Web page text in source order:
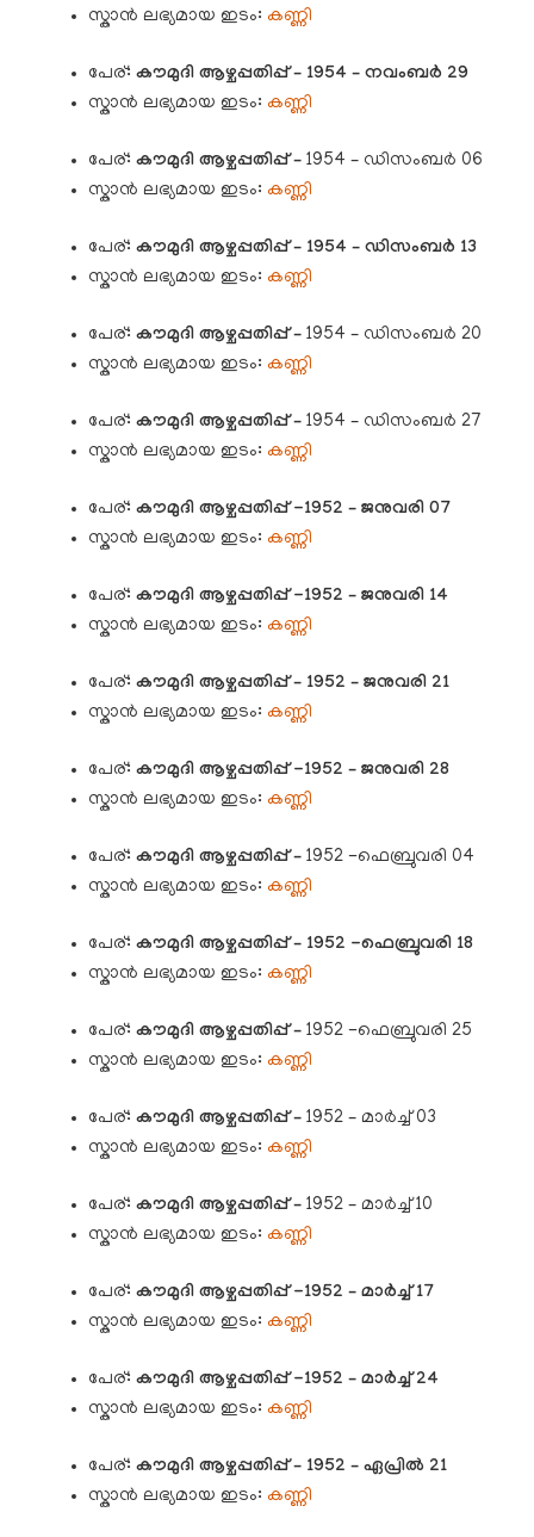
സ്കാൻ ലഭ്യമായ ഇടം: കണ്ണി
പേര്:കൗമുദി ആഴ്ചപ്പതിപ്പ് – 1954 – നവംബർ 29
സ്കാൻ ലഭ്യമായ ഇടം: കണ്ണി
പേര്:കൗമുദി ആഴ്ചപ്പതിപ്പ് – 1954 – ഡിസംബർ 06
സ്കാൻ ലഭ്യമായ ഇടം: കണ്ണി
പേര്:കൗമുദി ആഴ്ചപ്പതിപ്പ് – 1954 – ഡിസംബർ 13
സ്കാൻ ലഭ്യമായ ഇടം: കണ്ണി
പേര്:കൗമുദി ആഴ്ചപ്പതിപ്പ് – 1954 – ഡിസംബർ 20
സ്കാൻ ലഭ്യമായ ഇടം: കണ്ണി
പേര്:കൗമുദി ആഴ്ചപ്പതിപ്പ് – 1954 – ഡിസംബർ 27
സ്കാൻ ലഭ്യമായ ഇടം: കണ്ണി
പേര്:കൗമുദി ആഴ്ചപ്പതിപ്പ് -1952 – ജനുവരി 07
സ്കാൻ ലഭ്യമായ ഇടം: കണ്ണി
പേര്:കൗമുദി ആഴ്ചപ്പതിപ്പ് -1952 – ജനുവരി 14
സ്കാൻ ലഭ്യമായ ഇടം: കണ്ണി
പേര്:കൗമുദി ആഴ്ചപ്പതിപ്പ് – 1952 – ജനുവരി 21
സ്കാൻ ലഭ്യമായ ഇടം: കണ്ണി
പേര്:കൗമുദി ആഴ്ചപ്പതിപ്പ് -1952 – ജനുവരി 28
സ്കാൻ ലഭ്യമായ ഇടം: കണ്ണി
പേര്:കൗമുദി ആഴ്ചപ്പതിപ്പ് – 1952 -ഫെബ്രുവരി 04
സ്കാൻ ലഭ്യമായ ഇടം: കണ്ണി
പേര്:കൗമുദി ആഴ്ചപ്പതിപ്പ് – 1952 -ഫെബ്രുവരി 18
സ്കാൻ ലഭ്യമായ ഇടം: കണ്ണി
പേര്:കൗമുദി ആഴ്ചപ്പതിപ്പ് – 1952 -ഫെബ്രുവരി 25
സ്കാൻ ലഭ്യമായ ഇടം: കണ്ണി
പേര്:കൗമുദി ആഴ്ചപ്പതിപ്പ് – 1952 – മാർച്ച് 03
സ്കാൻ ലഭ്യമായ ഇടം: കണ്ണി
പേര്:കൗമുദി ആഴ്ചപ്പതിപ്പ് – 1952 – മാർച്ച് 10
സ്കാൻ ലഭ്യമായ ഇടം: കണ്ണി
പേര്:കൗമുദി ആഴ്ചപ്പതിപ്പ് -1952 – മാർച്ച് 17
സ്കാൻ ലഭ്യമായ ഇടം: കണ്ണി
പേര്:കൗമുദി ആഴ്ചപ്പതിപ്പ് -1952 – മാർച്ച് 24
സ്കാൻ ലഭ്യമായ ഇടം: കണ്ണി
പേര്:കൗമുദി ആഴ്ചപ്പതിപ്പ് – 1952 – ഏപ്രിൽ 21
സ്കാൻ ലഭ്യമായ ഇടം: കണ്ണി